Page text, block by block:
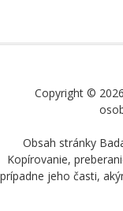
Copyright ©
Obsah stránky
Kopírovanie,
prípadne jeho časti,